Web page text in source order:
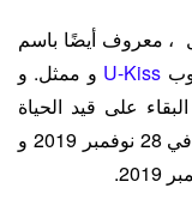
، معروف أيضًا باسم
و ممثل. و
البقاء على قيد الحياة
Unite. لذا أصدر أول أغنية فردية له “Tell” في 28 نوفمبر 2019 و